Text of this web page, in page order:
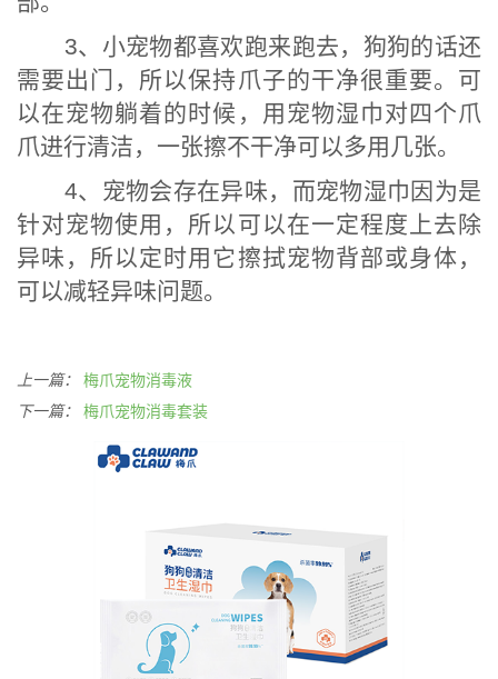
3、小宠物都喜欢跑来跑去，狗狗的话还
需要出门，所以保持爪子的干净很重要。可
以在宠物躺着的时候，用宠物湿巾对四个爪
爪进行清洁，一张擦不干净可以多用几张。
4、宠物会存在异味，而宠物湿巾因为是
针对宠物使用，所以可以在一定程度上去除
异味，所以定时用它擦拭宠物背部或身体，
可以减轻异味问题。
上一篇： 梅爪宠物消毒液
下一篇： 梅爪宠物消毒套装